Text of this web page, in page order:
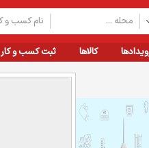
ثبت کسب و کار کالاها